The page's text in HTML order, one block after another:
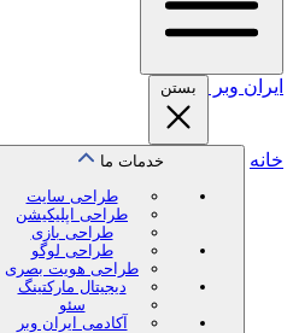
ایران وبر بستن
خانه
خدمات ما
طراحی سایت
طراحی اپلیکیشن
طراحی بازی
طراحی لوگو
طراحی هویت بصری
دیجیتال مارکتینگ
سئو
آکادمی ایران وبر